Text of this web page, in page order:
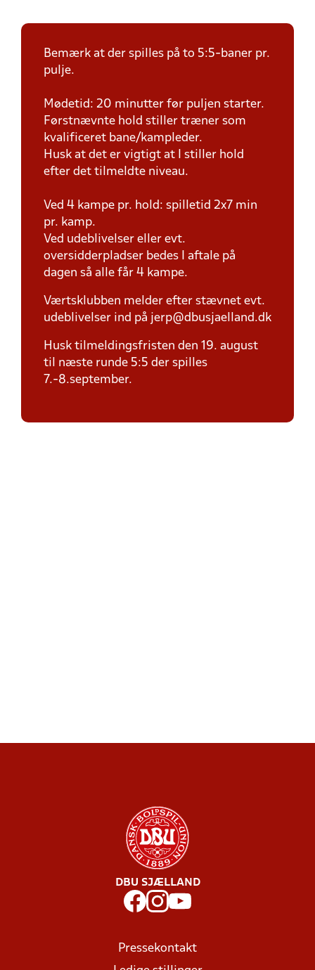
Bemærk at der spilles på to 5:5-baner pr.
pulje.
Mødetid: 20 minutter før puljen starter.
Førstnævnte hold stiller træner som
kvalificeret bane/kampleder.
Husk at det er vigtigt at I stiller hold
efter det tilmeldte niveau.
Ved 4 kampe pr. hold: spilletid 2x7 min
pr. kamp.
Ved udeblivelser eller evt.
oversidderpladser bedes I aftale på
dagen så alle får 4 kampe.
Værtsklubben melder efter stævnet evt.
udeblivelser ind på jerp@dbusjaelland.dk
Husk tilmeldingsfristen den 19. august
til næste runde 5:5 der spilles
7.-8.september.
DBU SJÆLLAND
Pressekontakt